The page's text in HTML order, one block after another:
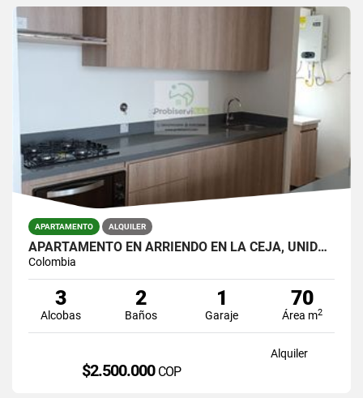
APARTAMENTO ALQUILER
APARTAMENTO EN ARRIENDO EN LA CEJA, UNIDAD CERRADA.
Colombia
3
Alcobas
2
Baños
1
Garaje
70
Área m2
Alquiler
$2.500.000 COP